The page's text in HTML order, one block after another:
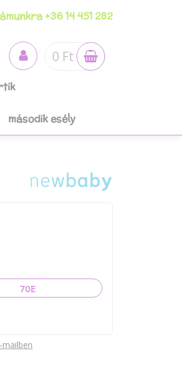
+36 14 451 282
0 Ft
második esély
70E
mailben